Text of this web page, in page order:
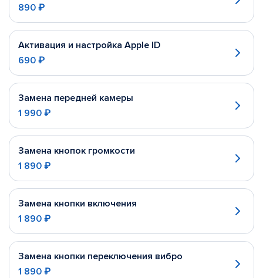
890 ₽
Активация и настройка Apple ID
690 ₽
Замена передней камеры
1 990 ₽
Замена кнопок громкости
1 890 ₽
Замена кнопки включения
1 890 ₽
Замена кнопки переключения вибро
1 890 ₽